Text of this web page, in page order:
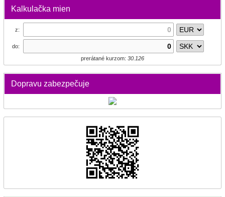
Kalkulačka mien
z:
do:
prerátané kurzom: 30.126
Dopravu zabezpečuje